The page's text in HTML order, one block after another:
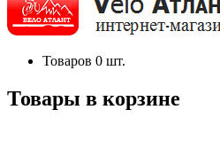
Товаров 0 шт.
Товары в корзине